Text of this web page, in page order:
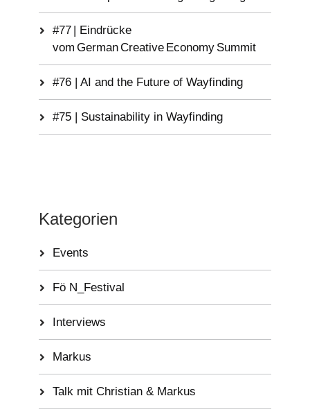
#77 | Eindrücke
vom German Creative Economy Summit
#76 | AI and the Future of Wayfinding
#75 | Sustainability in Wayfinding
Kategorien
Events
Fö N_Festival
Interviews
Markus
Talk mit Christian & Markus